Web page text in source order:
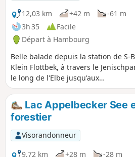
12,03 km
+42 m
-61 m
3h 35
Facile
Départ à Hambourg
Belle balade depuis la station de S-
Klein Flottbek, à travers le
le long de l'Elbe jusqu'aux
Landungsbrücken de St. Pauli.
points forts du parcours, on trouve
plage de l'Elbe, le port-musée de
Neumühlen, le marché aux poissons
le bateau-musée Rickmer Rickmers.
Lac Appelbecker See
forestier
Visorandonneur
9,72 km
+28 m
-28 m